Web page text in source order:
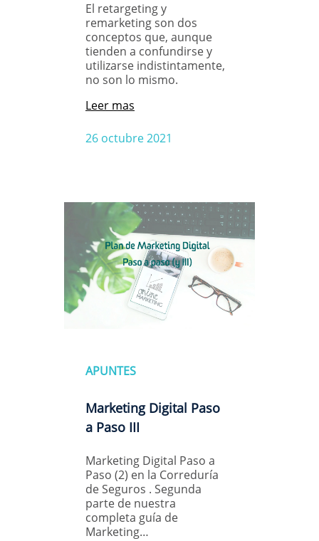
El retargeting y
remarketing son dos
conceptos que, aunque
tienden a confundirse y
utilizarse indistintamente,
no son lo mismo.
26 octubre 2021
Leer mas
APUNTES
Marketing Digital Paso
a Paso III
Marketing Digital Paso a
Paso (2) en la Correduría
de Seguros . Segunda
parte de nuestra
completa guía de
Marketing…